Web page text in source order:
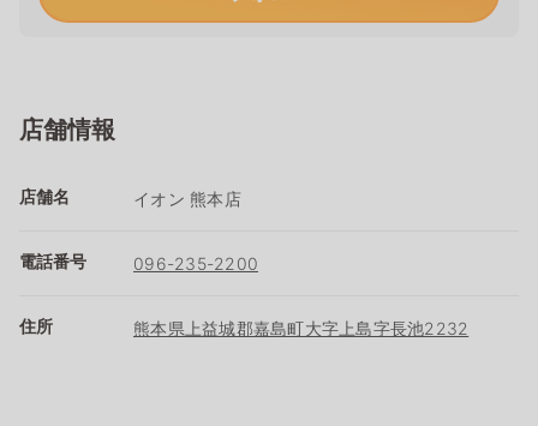
店舗情報
店舗名 イオン 熊本店
電話番号 096-235-2200
住所 熊本県上益城郡嘉島町大字上島字長池2232